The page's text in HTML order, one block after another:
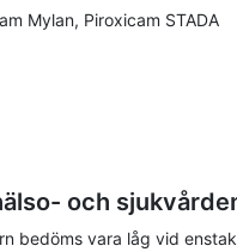
Mylan, Piroxicam STADA
och
bedöms vara låg vid